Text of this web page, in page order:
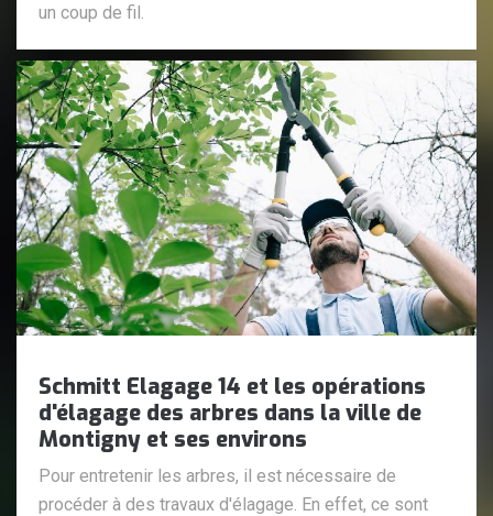
un coup de fil.
Schmitt Elagage 14 et les opérations
d'élagage des arbres dans la ville de
Montigny et ses environs
Pour entretenir les arbres, il est nécessaire de
procéder à des travaux d'élagage. En effet, ce sont